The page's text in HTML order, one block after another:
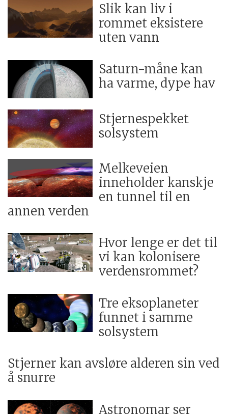
Slik kan liv i
rommet eksistere
uten vann
Saturn-måne kan
ha varme, dype hav
Stjernespekket
solsystem
Melkeveien
inneholder kanskje
en tunnel til en
annen verden
Hvor lenge er det til
vi kan kolonisere
verdensrommet?
Tre eksoplaneter
funnet i samme
solsystem
Stjerner kan avsløre alderen sin ved
å snurre
Astronomar ser